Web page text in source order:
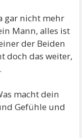
gar nicht mehr
Mann, alles ist
der Beiden
doch das weiter,
macht dein
Gefühle und